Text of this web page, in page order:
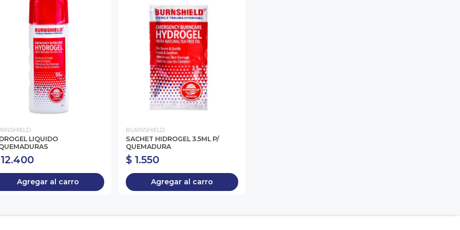
LIQUIDO
Agregar al carro
BURNSHIELD
SACHET HIDROGEL 3.5ML P/
QUEMADURA
$ 1.550
Agregar al carro